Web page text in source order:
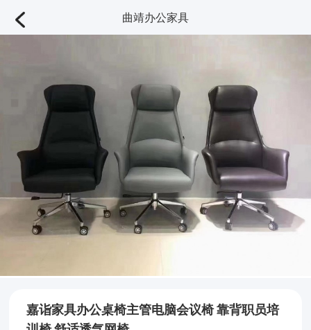
曲靖办公家具
嘉诣家具办公桌椅主管电脑会议椅 靠背职员培